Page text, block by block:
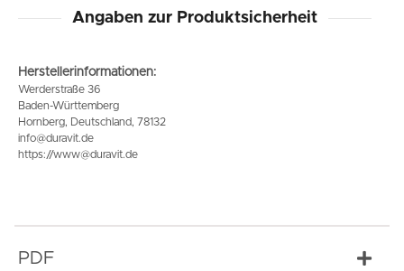
Angaben zur Produktsicherheit
Herstellerinformationen:
Werderstraße 36
Baden-Württemberg
Hornberg, Deutschland, 78132
info@duravit.de
https://www@duravit.de
PDF